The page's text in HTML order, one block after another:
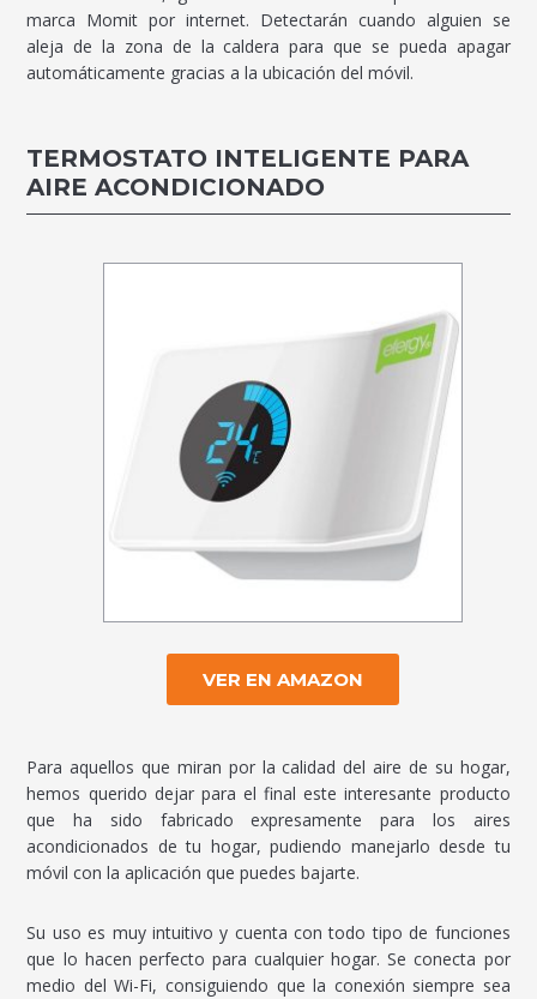
marca Momit por internet. Detectarán cuando alguien se
aleja de la zona de la caldera para que se pueda apagar
automáticamente gracias a la ubicación del móvil.
TERMOSTATO INTELIGENTE PARA
AIRE ACONDICIONADO
VER EN AMAZON
Para aquellos que miran por la calidad del aire de su hogar,
hemos querido dejar para el final este interesante producto
que ha sido fabricado expresamente para los aires
acondicionados de tu hogar, pudiendo manejarlo desde tu
móvil con la aplicación que puedes bajarte.
Su uso es muy intuitivo y cuenta con todo tipo de funciones
que lo hacen perfecto para cualquier hogar. Se conecta por
medio del Wi-Fi, consiguiendo que la conexión siempre sea